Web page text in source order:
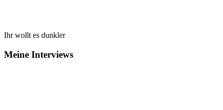
Ihr wollt es dunkler
Meine Interviews